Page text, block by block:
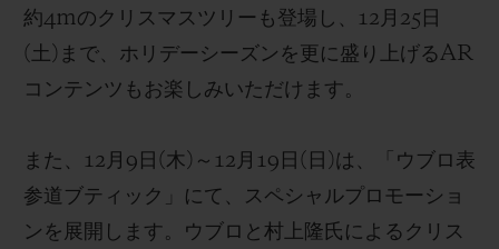
約4mのクリスマスツリーも登場し、 12月 25 日
(土) まで、ホリデーシーズンを更に盛り上げるAR
コンテンツもお楽しみいただけます。
また、12月 9 日 (木) ～ 12月 19 日 ( 日 )は 、
「ウブロ表
参道ブティック」にて、スペシャルプロモーショ
ン を展開します。 ウブロ と村上 隆氏に よるクリス